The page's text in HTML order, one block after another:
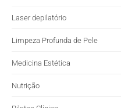
Laser depilatório
Limpeza Profunda de Pele
Medicina Estética
Nutrição